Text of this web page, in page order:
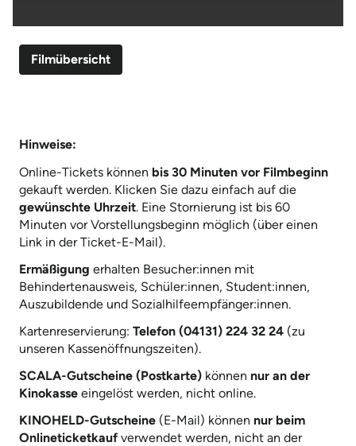
Filmübersicht
Hinweise:
Online-Tickets können bis 30 Minuten vor Filmbeginn
gekauft werden. Klicken Sie dazu einfach auf die
gewünschte Uhrzeit. Eine Stornierung ist bis 60
Minuten vor Vorstellungsbeginn möglich (über einen
Link in der Ticket-E-Mail).
Ermäßigung erhalten Besucher:innen mit
Behindertenausweis, Schüler:innen, Student:innen,
Auszubildende und Sozialhilfeempfänger:innen.
Kartenreservierung: Telefon (04131) 224 32 24 (zu
unseren Kassenöffnungszeiten).
SCALA-Gutscheine (Postkarte) können nur an der
Kinokasse eingelöst werden, nicht online.
KINOHELD-Gutscheine (E-Mail) können nur beim
Onlineticketkauf verwendet werden, nicht an der